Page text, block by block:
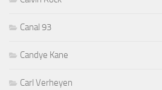
Canal 93
Candye Kane
Carl Verheyen